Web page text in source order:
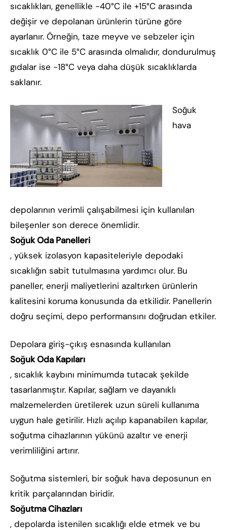
sıcaklıkları, genellikle -40°C ile +15°C arasında
değişir ve depolanan ürünlerin türüne göre
ayarlanır. Örneğin, taze meyve ve sebzeler için
sıcaklık 0°C ile 5°C arasında olmalıdır, dondurulmuş
gıdalar ise -18°C veya daha düşük sıcaklıklarda
saklanır.
Soğuk
hava
depolarının verimli çalışabilmesi için kullanılan
bileşenler son derece önemlidir.
Soğuk Oda Panelleri
, yüksek izolasyon kapasiteleriyle depodaki
sıcaklığın sabit tutulmasına yardımcı olur. Bu
paneller, enerji maliyetlerini azaltırken ürünlerin
kalitesini koruma konusunda da etkilidir. Panellerin
doğru seçimi, depo performansını doğrudan etkiler.
Depolara giriş-çıkış esnasında kullanılan
Soğuk Oda Kapıları
, sıcaklık kaybını minimumda tutacak şekilde
tasarlanmıştır. Kapılar, sağlam ve dayanıklı
malzemelerden üretilerek uzun süreli kullanıma
uygun hale getirilir. Hızlı açılıp kapanabilen kapılar,
soğutma cihazlarının yükünü azaltır ve enerji
verimliliğini artırır.
Soğutma sistemleri, bir soğuk hava deposunun en
kritik parçalarından biridir.
Soğutma Cihazları
, depolarda istenilen sıcaklığı elde etmek ve bu